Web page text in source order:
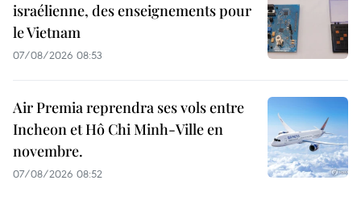
israélienne, des enseignements pour
le Vietnam
07/08/2026 08:53
Air Premia reprendra ses vols entre
Incheon et Hô Chi Minh-Ville en
novembre.
07/08/2026 08:52